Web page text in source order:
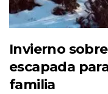
Invierno
escapada
familia